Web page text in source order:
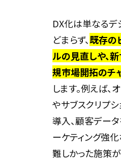
DX化は単なるデ
どまらず、既存の
ルの見直しや、
規市場開拓のチ
します。例えば、
やサブスクリプ
導入、顧客デー
ーケティング強
難しかった施策